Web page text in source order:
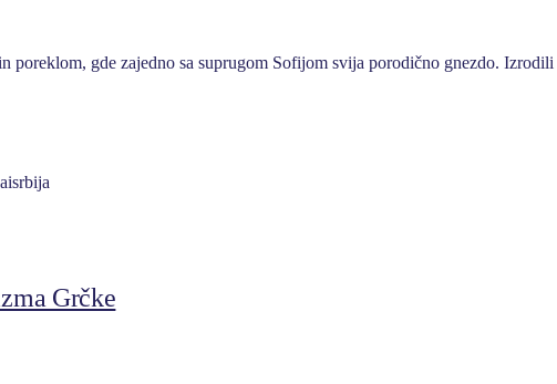
poreklom, gde zajedno sa suprugom Sofijom svija porodično gnezdo.
Grčke